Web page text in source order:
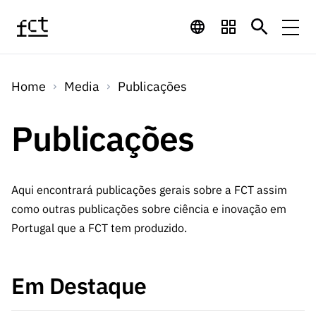
Financiamento
Prémios
Computaç
ão
Concursos
Concursos
Concursos Abertos
Concursos Previstos
Concursos Fechados
Concursos FCT 2026
RÁPIDOS
Bolsas
ServiçosServiços digitais:
Conhecimento
Media
Notas de Imprensa
Sobre
Home Media Publicações
Publicações
Aqui encontrará publicações gerais sobre a FCT assim
como outras publicações sobre ciência e inovação em
Portugal que a FCT tem produzido.
Em Destaque